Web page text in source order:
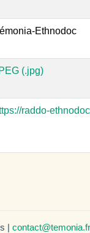
Ethnodoc
(.jpg)
raddo-
| contact@temonia.fr